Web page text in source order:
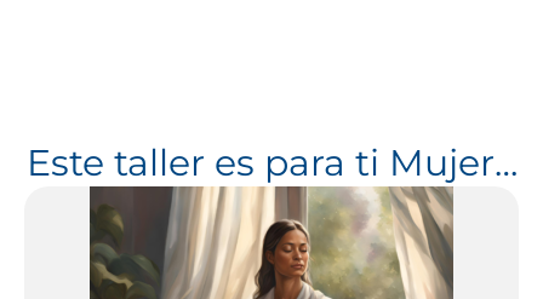
Este taller es para ti Mujer…